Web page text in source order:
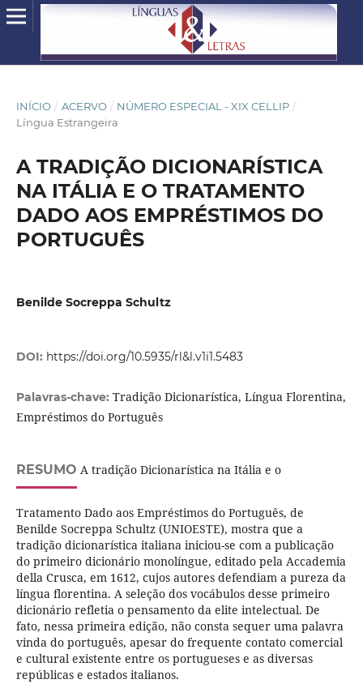
INÍCIO / ACERVO / NÚMERO ESPECIAL - XIX CELLIP /
Língua Estrangeira
A TRADIÇÃO DICIONARÍSTICA
NA ITÁLIA E O TRATAMENTO
DADO AOS EMPRÉSTIMOS DO
PORTUGUÊS
Benilde Socreppa Schultz
DOI: https://doi.org/10.5935/rl&l.v1i1.5483
Palavras-chave: Tradição Dicionarística, Língua Florentina,
Empréstimos do Português
RESUMO A tradição Dicionarística na Itália e o
Tratamento Dado aos Empréstimos do Português, de
Benilde Socreppa Schultz (UNIOESTE), mostra que a
tradição dicionarística italiana iniciou-se com a publicação
do primeiro dicionário monolíngue, editado pela Accademia
della Crusca, em 1612, cujos autores defendiam a pureza da
língua florentina. A seleção dos vocábulos desse primeiro
dicionário refletia o pensamento da elite intelectual. De
fato, nessa primeira edição, não consta sequer uma palavra
vinda do português, apesar do frequente contato comercial
e cultural existente entre os portugueses e as diversas
repúblicas e estados italianos.